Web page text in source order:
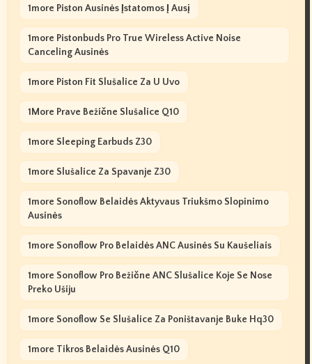
1more Piston Ausinės Įstatomos Į Ausį
1more Pistonbuds Pro True Wireless Active Noise
Canceling Ausinės
1more Piston Fit Slušalice Za U Uvo
1More Prave Bežične Slušalice Q10
1more Sleeping Earbuds Z30
1more Slušalice Za Spavanje Z30
1more Sonoflow Belaidės Aktyvaus Triukšmo Slopinimo
Ausinės
1more Sonoflow Pro Belaidės ANC Ausinės Su Kaušeliais
1more Sonoflow Pro Bežične ANC Slušalice Koje Se Nose
Preko Ušiju
1more Sonoflow Se Slušalice Za Poništavanje Buke Hq30
1more Tikros Belaidės Ausinės Q10